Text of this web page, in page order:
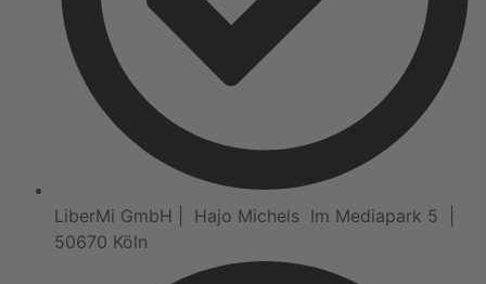
LiberMi GmbH | Hajo Michels Im Mediapark 5 |
50670 Köln